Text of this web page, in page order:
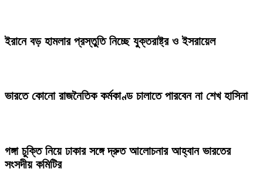
ইরানে বড় হামলার প্রস্তুতি নিচ্ছে যুক্তরাষ্ট্র ও ইসরায়েল
ভারতে কোনো রাজনৈতিক কর্মকাণ্ড চালাতে পারবেন না শেখ হাসিনা
গঙ্গা চুক্তি নিয়ে ঢাকার সঙ্গে দ্রুত আলোচনার আহ্বান ভারতের
সংসদীয় কমিটির